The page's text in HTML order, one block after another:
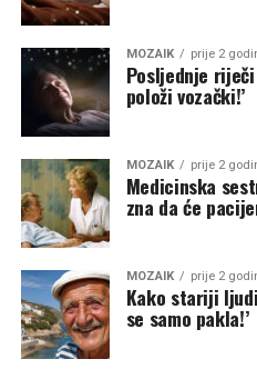
MOZAIK prije 2
Posljednje
položi vozački!’
MOZAIK prije 2
Medicinska
zna da će
MOZAIK prije 2
Kako stariji
se samo pakla!’